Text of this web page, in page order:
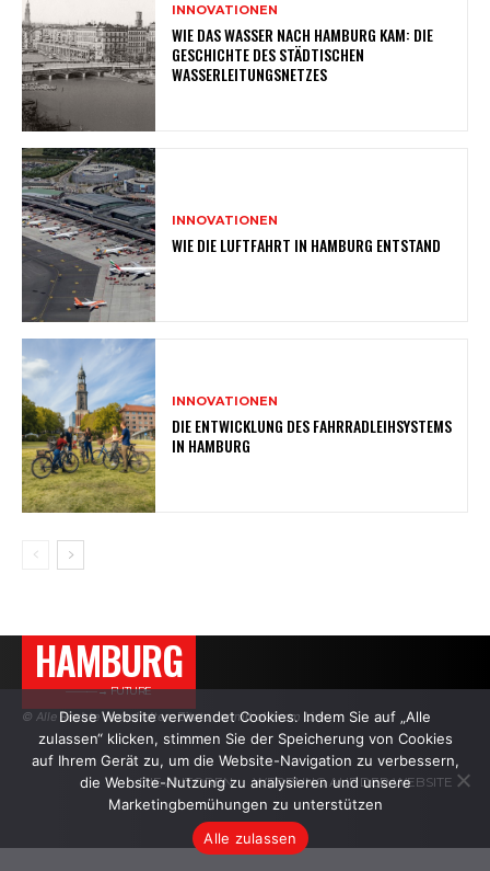
INNOVATIONEN
WIE DAS WASSER NACH HAMBURG KAM: DIE
GESCHICHTE DES STÄDTISCHEN
WASSERLEITUNGSNETZES
INNOVATIONEN
WIE DIE LUFTFAHRT IN HAMBURG ENTSTAND
INNOVATIONEN
DIE ENTWICKLUNG DES FAHRRADLEIHSYSTEMS
IN HAMBURG
HAMBURG
———→ FUTURE
© Alle Rechte vorbehalten. Zitate nur mit aktivem Link.
DIE AUTOREN WERBUNG AUF DER WEBSITE
Diese Website verwendet Cookies. Indem Sie auf „Alle
zulassen“ klicken, stimmen Sie der Speicherung von Cookies
auf Ihrem Gerät zu, um die Website-Navigation zu verbessern,
die Website-Nutzung zu analysieren und unsere
Marketingbemühungen zu unterstützen
Alle zulassen